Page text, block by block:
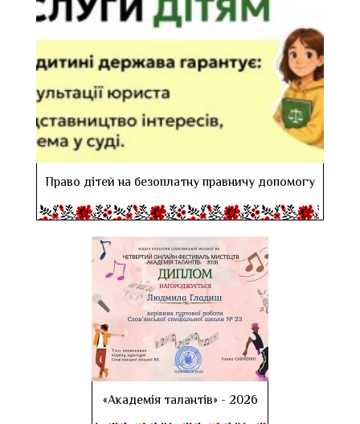
Право дітей на безоплатну правничу допомогу
«Академія талантів» - 2026